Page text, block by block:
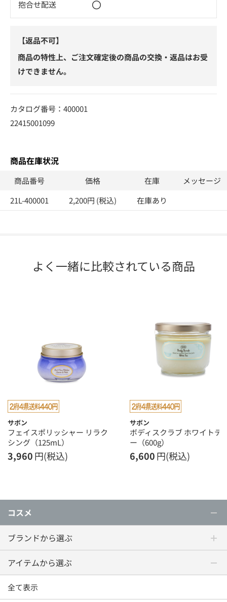
抱合せ配送 〇
【返品不可】
商品の特性上、ご注文確定後の商品の交換・返品はお受
けできません。
カタログ番号：400001
22415001099
商品在庫状況
商品番号 価格 在庫
メッセージ
21L-400001
2,200円 (税込) 在庫あり
よく一緒に比較されている商品
サボン
フェイスポリッシャー リラク
シング（125mL）
3,960円(税込)
サボン
ボディスクラブ ホワイトテ
ー（600g）
6,600円(税込)
コスメ
ブランドから選ぶ
アイテムから選ぶ
全て表示